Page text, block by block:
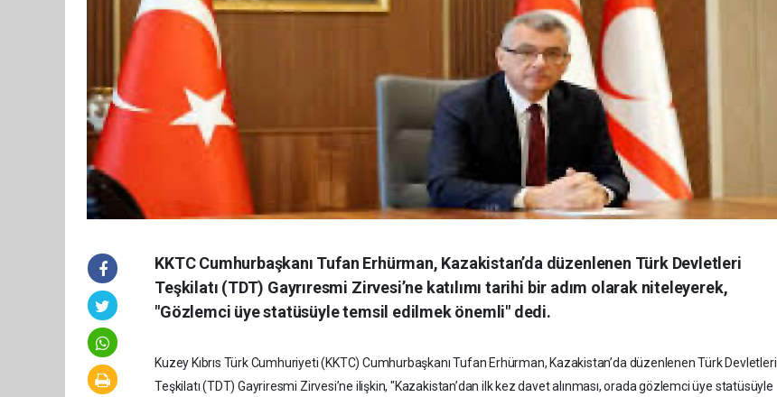
KKTC Cumhurbaşkanı Tufan Erhürman, Kazakistan’da düzenlenen Türk Devletleri
Teşkilatı (TDT) Gayrıresmi Zirvesi’ne katılımı tarihi bir adım olarak niteleyerek,
"Gözlemci üye statüsüyle temsil edilmek önemli" dedi.
Kuzey Kıbrıs Türk Cumhuriyeti (KKTC) Cumhurbaşkanı Tufan Erhürman, Kazakistan’da düzenlenen Türk Devletleri
Teşkilatı (TDT) Gayriresmi Zirvesi’ne ilişkin, "Kazakistan’dan ilk kez davet alınması, orada gözlemci üye statüsüyle